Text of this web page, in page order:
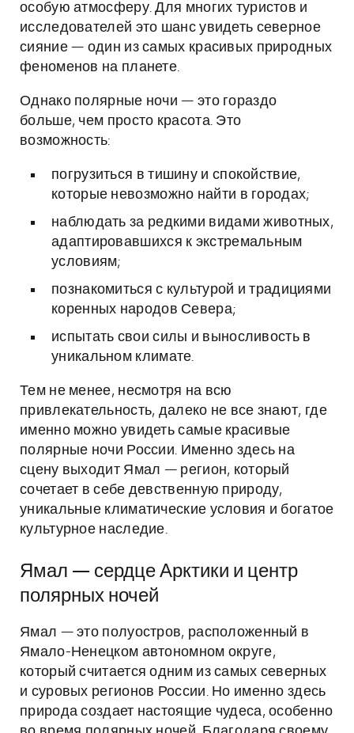
особую атмосферу. Для многих туристов и
исследователей это шанс увидеть северное
сияние — один из самых красивых природных
феноменов на планете.
Однако полярные ночи — это гораздо
больше, чем просто красота. Это
возможность:
погрузиться в тишину и спокойствие,
которые невозможно найти в городах;
наблюдать за редкими видами животных,
адаптировавшихся к экстремальным
условиям;
познакомиться с культурой и традициями
коренных народов Севера;
испытать свои силы и выносливость в
уникальном климате.
Тем не менее, несмотря на всю
привлекательность, далеко не все знают, где
именно можно увидеть самые красивые
полярные ночи России. Именно здесь на
сцену выходит Ямал — регион, который
сочетает в себе девственную природу,
уникальные климатические условия и богатое
культурное наследие.
Ямал — сердце Арктики и центр
полярных ночей
Ямал — это полуостров, расположенный в
Ямало-Ненецком автономном округе,
который считается одним из самых северных
и суровых регионов России. Но именно здесь
природа создает настоящие чудеса, особенно